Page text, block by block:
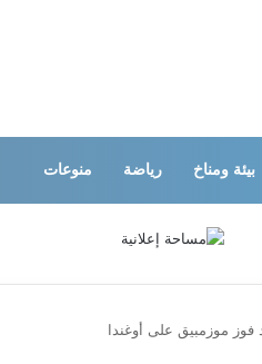
بيئة ومناخ رياضة منوعات